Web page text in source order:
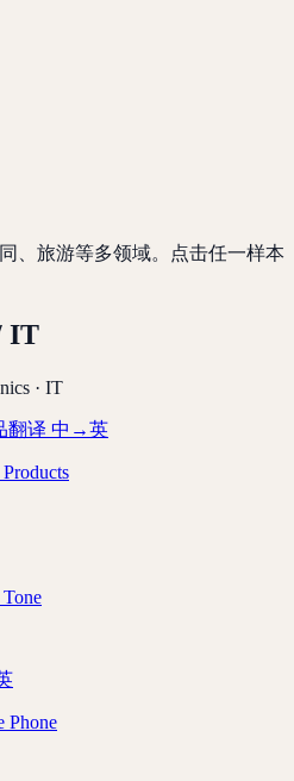
、旅游等多领域。点击任一样本
IT
· IT
翻译 中→英
Phone